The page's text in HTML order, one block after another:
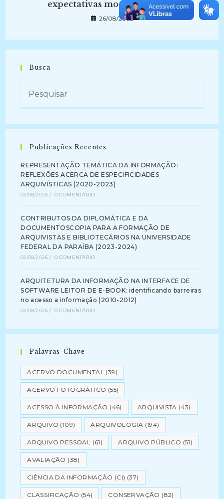
expectativas modernas (2013)
26/08/2022
Busca
Publicações Recentes
REPRESENTAÇÃO TEMÁTICA DA INFORMAÇÃO:
REFLEXÕES ACERCA DE ESPECIFICIDADES
ARQUIVÍSTICAS (2020-2023)
03/08/2026 / 0 COMENTÁRIO
CONTRIBUTOS DA DIPLOMÁTICA E DA
DOCUMENTOSCOPIA PARA A FORMAÇÃO DE
ARQUIVISTAS E BIBLIOTECÁRIOS NA UNIVERSIDADE
FEDERAL DA PARAÍBA (2023-2024)
03/08/2026 / 0 COMENTÁRIO
ARQUITETURA DA INFORMAÇÃO NA INTERFACE DE
SOFTWARE LEITOR DE E-BOOK: identificando barreiras
no acesso a informação (2010-2012)
03/08/2026 / 0 COMENTÁRIO
Palavras-Chave
ACERVO DOCUMENTAL (39)
ACERVO FOTOGRÁFICO (55)
ACESSO À INFORMAÇÃO (46) ARQUIVISTA (43)
ARQUIVO (109) ARQUIVOLOGIA (194)
ARQUIVO PESSOAL (61) ARQUIVO PÚBLICO (51)
AVALIAÇÃO (38)
CIÊNCIA DA INFORMAÇÃO (CI) (37)
CLASSIFICAÇÃO (54) CONSERVAÇÃO (82)